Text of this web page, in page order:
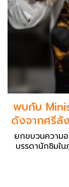
พบกับ
ดังจากศรีลั
ยกขบวนความ
บรรดานักชิมใ